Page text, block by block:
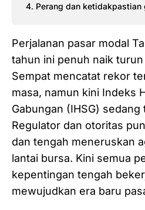
Perang dan ketidakpastian
Perjalanan pasar modal
tahun ini penuh naik
Sempat mencatat rekor
masa, namun kini Indeks
Gabungan (IHSG)
Regulator dan otoritas
dan tengah meneruskan
lantai bursa. Kini semua
kepentingan tengah
mewujudkan era baru